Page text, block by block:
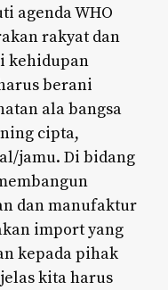
agenda WHO
rakyat dan
kehidupan
berani
ala bangsa
cipta,
jamu. Di bidang
dan manufaktur
import yang
kepada pihak
kita harus